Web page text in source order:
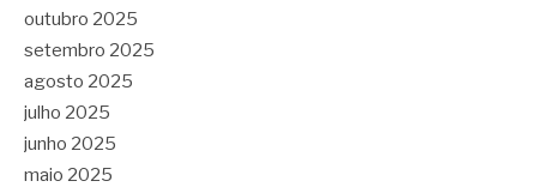
outubro 2025
setembro 2025
agosto 2025
julho 2025
junho 2025
maio 2025